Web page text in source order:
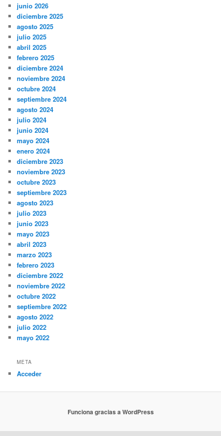
junio 2026
diciembre 2025
agosto 2025
julio 2025
abril 2025
febrero 2025
diciembre 2024
noviembre 2024
octubre 2024
septiembre 2024
agosto 2024
julio 2024
junio 2024
mayo 2024
enero 2024
diciembre 2023
noviembre 2023
octubre 2023
septiembre 2023
agosto 2023
julio 2023
junio 2023
mayo 2023
abril 2023
marzo 2023
febrero 2023
diciembre 2022
noviembre 2022
octubre 2022
septiembre 2022
agosto 2022
julio 2022
mayo 2022
META
Acceder
Funciona gracias a WordPress